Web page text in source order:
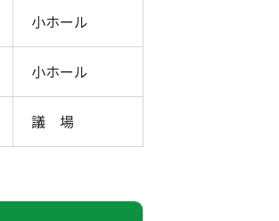
小ホール
小ホール
議 場